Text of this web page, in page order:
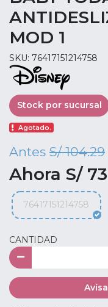
MOD 1
SKU: 76417151214758
Stock por sucursal
Agotado.
Antes S/ 104.29
Ahora S/
76417151214758
CANTIDAD